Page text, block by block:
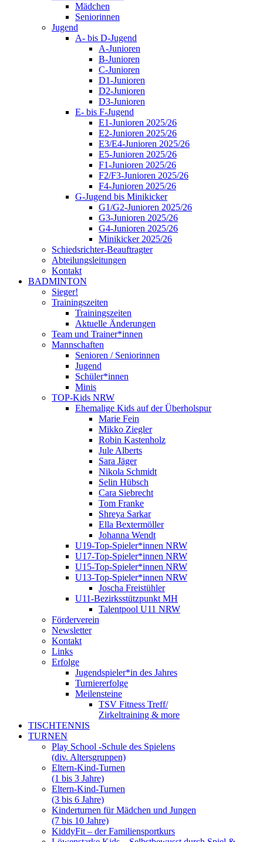
Mädchen
Seniorinnen
Jugend
A- bis D-Jugend
A-Junioren
B-Junioren
C-Junioren
D1-Junioren
D2-Junioren
D3-Junioren
E- bis F-Jugend
E1-Junioren 2025/26
E2-Junioren 2025/26
E3/E4-Junioren 2025/26
E5-Junioren 2025/26
F1-Junioren 2025/26
F2/F3-Junioren 2025/26
F4-Junioren 2025/26
G-Jugend bis Minikicker
G1/G2-Junioren 2025/26
G3-Junioren 2025/26
G4-Junioren 2025/26
Minikicker 2025/26
Schiedsrichter-Beauftragter
Abteilungsleitungen
Kontakt
BADMINTON
Sieger!
Trainingszeiten
Trainingszeiten
Aktuelle Änderungen
Team und Trainer*innen
Mannschaften
Senioren / Seniorinnen
Jugend
Schüler*innen
Minis
TOP-Kids NRW
Ehemalige Kids auf der Überholspur
Marie Fein
Mikko Ziegler
Robin Kastenholz
Jule Alberts
Sara Jäger
Nikola Schmidt
Selin Hübsch
Cara Siebrecht
Tom Franke
Shreya Sarkar
Ella Bextermöller
Johanna Wendt
U19-Top-Spieler*innen NRW
U17-Top-Spieler*innen NRW
U15-Top-Spieler*innen NRW
U13-Top-Spieler*innen NRW
Joscha Freistühler
U11-Bezirksstützpunkt MH
Talentpool U11 NRW
Förderverein
Newsletter
Kontakt
Links
Erfolge
Jugendspieler*in des Jahres
Turniererfolge
Meilensteine
TSV Fitness Treff/
Zirkeltraining & more
TISCHTENNIS
TURNEN
Play School -Schule des Spielens
(div. Altersgruppen)
Eltern-Kind-Turnen
(1 bis 3 Jahre)
Eltern-Kind-Turnen
(3 bis 6 Jahre)
Kinderturnen für Mädchen und Jungen
(7 bis 10 Jahre)
KiddyFit – der Familiensportkurs